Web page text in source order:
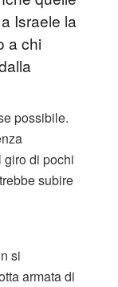
Israele la
a chi
possibile.
giro di pochi
subire
si
armata di